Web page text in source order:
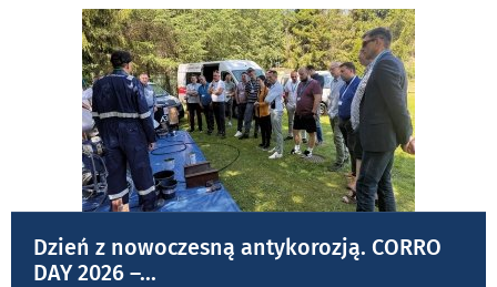
Dzień z nowoczesną antykorozją. CORRO
DAY 2026 –...